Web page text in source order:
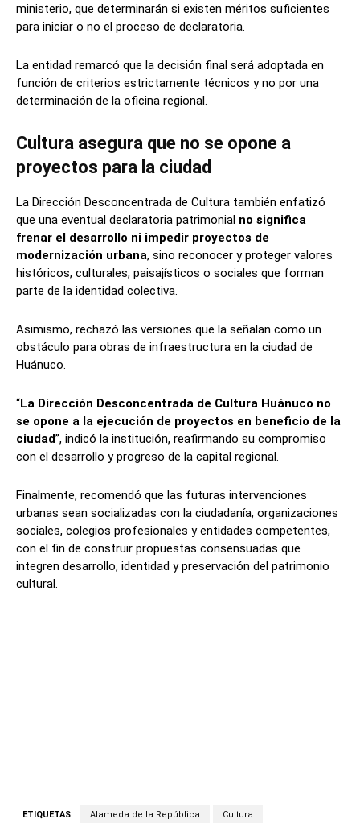
ministerio, que determinarán si existen méritos suficientes
para iniciar o no el proceso de declaratoria.
La entidad remarcó que la decisión final será adoptada en
función de criterios estrictamente técnicos y no por una
determinación de la oficina regional.
Cultura asegura que no se opone a
proyectos para la ciudad
La Dirección Desconcentrada de Cultura también enfatizó
que una eventual declaratoria patrimonial no significa
frenar el desarrollo ni impedir proyectos de
modernización urbana, sino reconocer y proteger valores
históricos, culturales, paisajísticos o sociales que forman
parte de la identidad colectiva.
Asimismo, rechazó las versiones que la señalan como un
obstáculo para obras de infraestructura en la ciudad de
Huánuco.
“La Dirección Desconcentrada de Cultura Huánuco no
se opone a la ejecución de proyectos en beneficio de la
ciudad”, indicó la institución, reafirmando su compromiso
con el desarrollo y progreso de la capital regional.
Finalmente, recomendó que las futuras intervenciones
urbanas sean socializadas con la ciudadanía, organizaciones
sociales, colegios profesionales y entidades competentes,
con el fin de construir propuestas consensuadas que
integren desarrollo, identidad y preservación del patrimonio
cultural.
ETIQUETAS Alameda de la República Cultura